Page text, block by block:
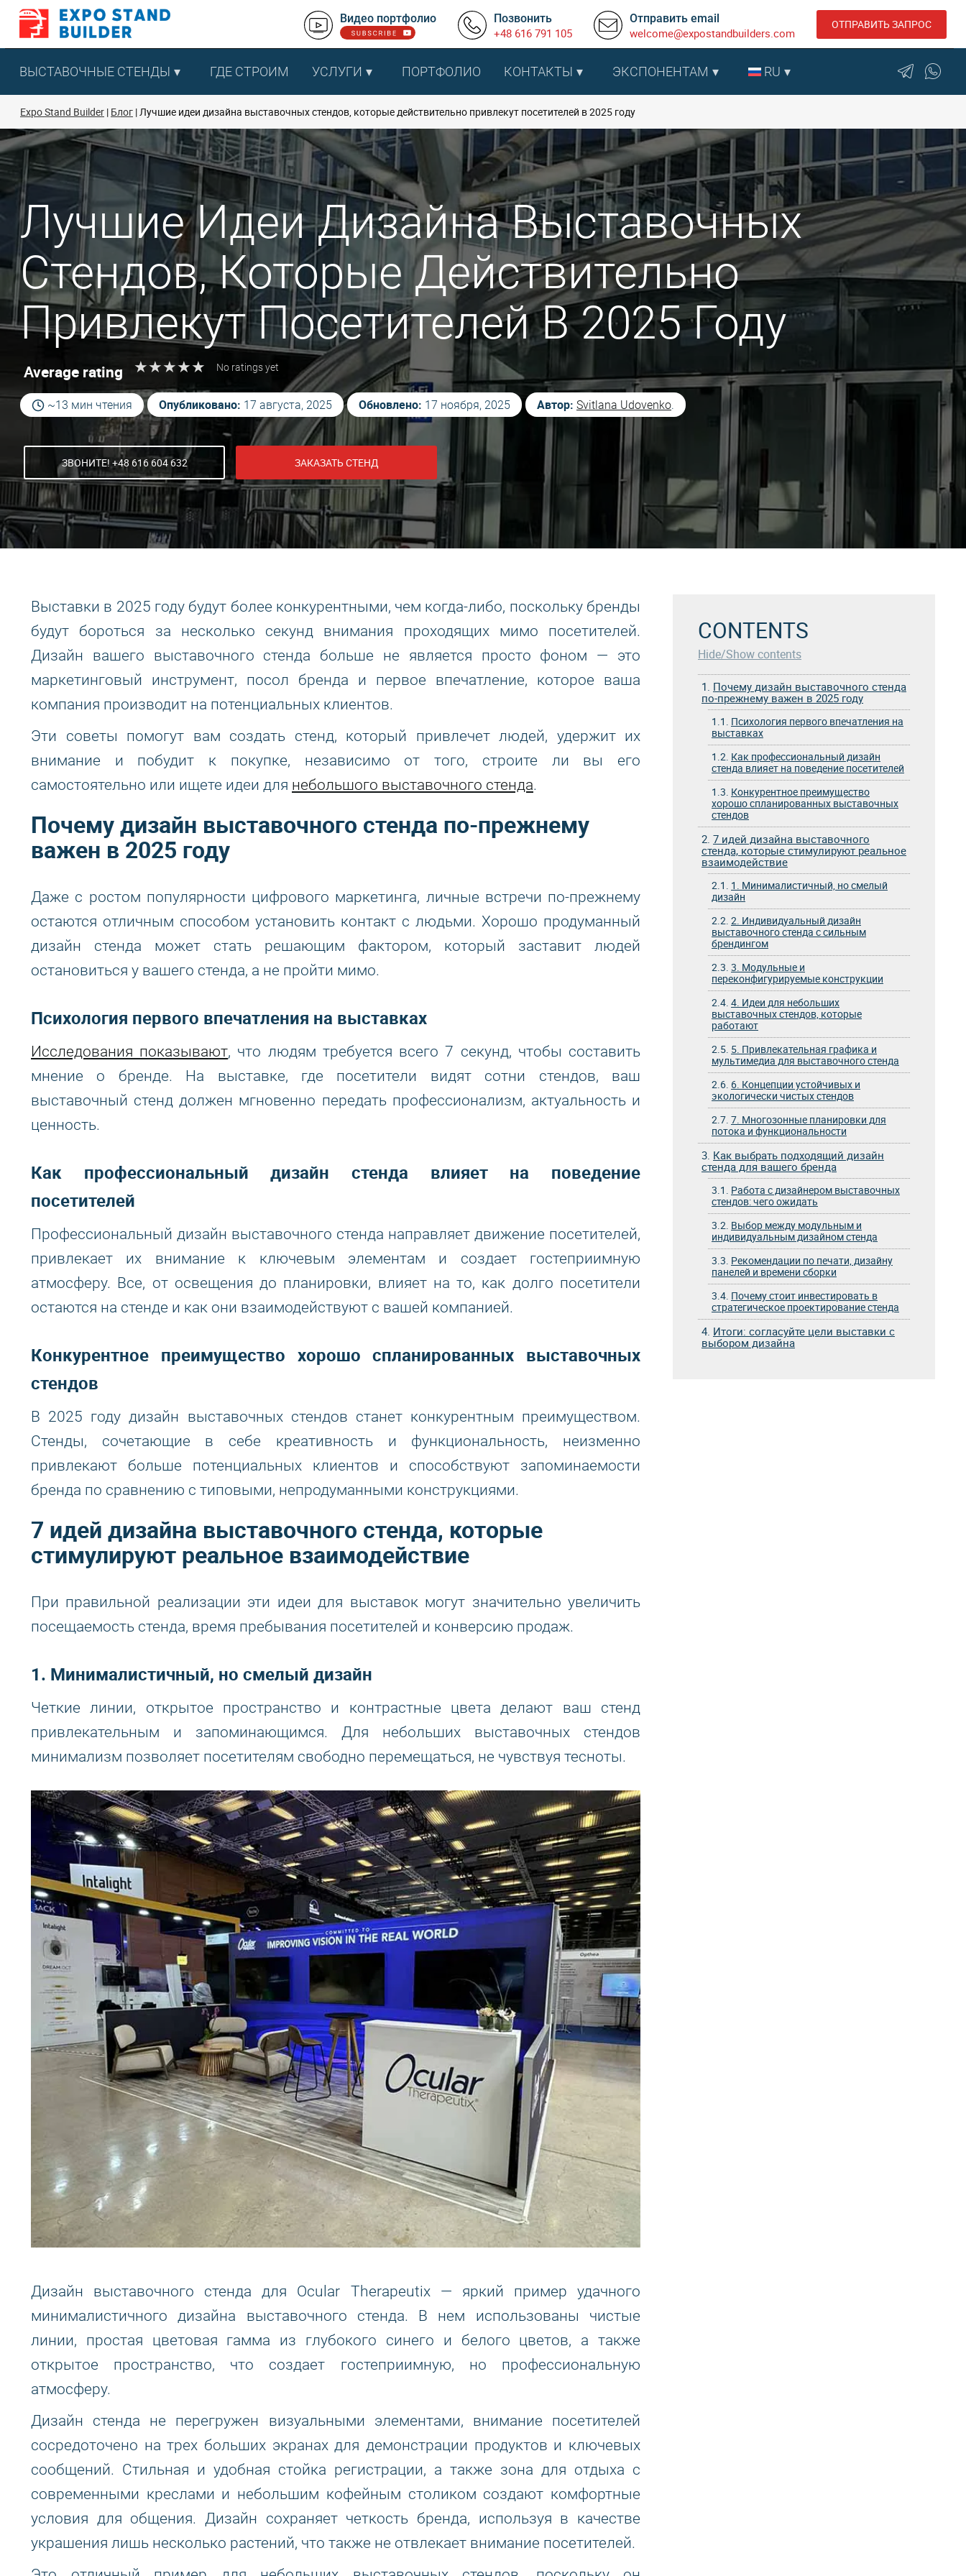
Перейти
содержанию
Видео портфолио Позвонить
+48 616 791 105
Отправить email
welcome@expostandbuilders.com
ОТПРАВИТЬ ЗАПРОС
ВЫСТАВОЧНЫЕ СТЕНДЫ ГДЕ СТРОИМ УСЛУГИ ПОРТФОЛИО КОНТАКТЫ ЭКСПОНЕНТАМ RU
Expo Stand Builder Блог Лучшие идеи дизайна выставочных стендов, которые действительно привлекут посетителей в 2025 году
Лучшие Идеи Дизайна Выставочных
Стендов, Которые Действительно
Привлекут Посетителей В 2025 Году
Average rating ★★★★★
★★★★★ No ratings yet
~13 мин чтения Опубликовано: 17 августа, 2025 Обновлено: 17 ноября, 2025 Автор: Svitlana Udovenko.
ЗВОНИТЕ! +48 616 604 632 ЗАКАЗАТЬ СТЕНД
Выставки в 2025 году будут более конкурентными, чем когда-либо, поскольку бренды
будут бороться за несколько секунд внимания проходящих мимо посетителей.
Дизайн вашего выставочного стенда больше не является просто фоном — это
маркетинговый инструмент, посол бренда и первое впечатление, которое ваша
компания производит на потенциальных клиентов.
Эти советы помогут вам создать стенд, который привлечет людей, удержит их
внимание и побудит к покупке, независимо от того, строите ли вы его
самостоятельно или ищете идеи для небольшого выставочного стенда.
Почему дизайн выставочного стенда по-прежнему
важен в 2025 году
Даже с ростом популярности цифрового маркетинга, личные встречи по-прежнему
остаются отличным способом установить контакт с людьми. Хорошо продуманный
дизайн стенда может стать решающим фактором, который заставит людей
остановиться у вашего стенда, а не пройти мимо.
Психология первого впечатления на выставках
Исследования показывают, что людям требуется всего 7 секунд, чтобы составить
мнение о бренде. На выставке, где посетители видят сотни стендов, ваш
выставочный стенд должен мгновенно передать профессионализм, актуальность и
ценность.
Как профессиональный дизайн стенда влияет на поведение
посетителей
Профессиональный дизайн выставочного стенда направляет движение посетителей,
привлекает их внимание к ключевым элементам и создает гостеприимную
атмосферу. Все, от освещения до планировки, влияет на то, как долго посетители
остаются на стенде и как они взаимодействуют с вашей компанией.
Конкурентное преимущество хорошо спланированных выставочных
стендов
В 2025 году дизайн выставочных стендов станет конкурентным преимуществом.
Стенды, сочетающие в себе креативность и функциональность, неизменно
привлекают больше потенциальных клиентов и способствуют запоминаемости
бренда по сравнению с типовыми, непродуманными конструкциями.
7 идей дизайна выставочного стенда, которые
стимулируют реальное взаимодействие
При правильной реализации эти идеи для выставок могут значительно увеличить
посещаемость стенда, время пребывания посетителей и конверсию продаж.
1. Минималистичный, но смелый дизайн
Четкие линии, открытое пространство и контрастные цвета делают ваш стенд
привлекательным и запоминающимся. Для небольших выставочных стендов
минимализм позволяет посетителям свободно перемещаться, не чувствуя тесноты.
Дизайн выставочного стенда для Ocular Therapeutix — яркий пример удачного
минималистичного дизайна выставочного стенда. В нем использованы чистые
линии, простая цветовая гамма из глубокого синего и белого цветов, а также
открытое пространство, что создает гостеприимную, но профессиональную
атмосферу.
Дизайн стенда не перегружен визуальными элементами, внимание посетителей
сосредоточено на трех больших экранах для демонстрации продуктов и ключевых
сообщений. Стильная и удобная стойка регистрации, а также зона для отдыха с
современными креслами и небольшим кофейным столиком создают комфортные
условия для общения. Дизайн сохраняет четкость бренда, используя в качестве
украшения лишь несколько растений, что также не отвлекает внимание посетителей.
CONTENTS
Hide/Show contents
1. Почему дизайн выставочного стенда
по-прежнему важен в 2025 году
1.1. Психология первого впечатления на
выставках
1.2. Как профессиональный дизайн
стенда влияет на поведение посетителей
1.3. Конкурентное преимущество
хорошо спланированных выставочных
стендов
2. 7 идей дизайна выставочного
стенда, которые стимулируют реальное
взаимодействие
2.1. 1. Минималистичный, но смелый
дизайн
2.2. 2. Индивидуальный дизайн
выставочного стенда с сильным
брендингом
2.3. 3. Модульные и
переконфигурируемые конструкции
2.4. 4. Идеи для небольших
выставочных стендов, которые
работают
2.5. 5. Привлекательная графика и
мультимедиа для выставочного стенда
2.6. 6. Концепции устойчивых и
экологически чистых стендов
2.7. 7. Многозонные планировки для
потока и функциональности
3. Как выбрать подходящий дизайн
стенда для вашего бренда
3.1. Работа с дизайнером выставочных
стендов: чего ожидать
3.2. Выбор между модульным и
индивидуальным дизайном стенда
3.3. Рекомендации по печати, дизайну
панелей и времени сборки
3.4. Почему стоит инвестировать в
стратегическое проектирование стенда
4. Итоги: согласуйте цели выставки с
выбором дизайна